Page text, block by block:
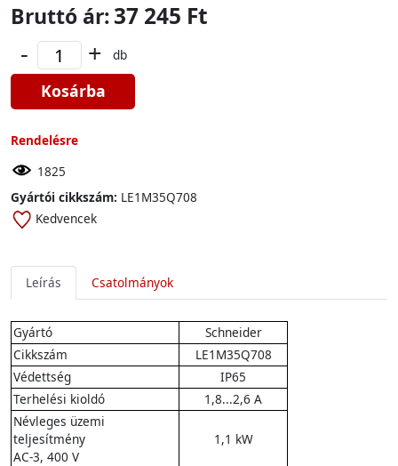
Bruttó ár:37 245 Ft
- + db
Kosárba
Rendelésre
1825
Gyártói cikkszám: LE1M35Q708
Kedvencek
Leírás Csatolmányok
Gyártó
Schneider
Cikkszám
LE1M35Q708
Védettség
IP65
Terhelési kioldó
1,8...2,6 A
Névleges üzemi
teljesítmény
AC-3, 400 V
1,1 kW